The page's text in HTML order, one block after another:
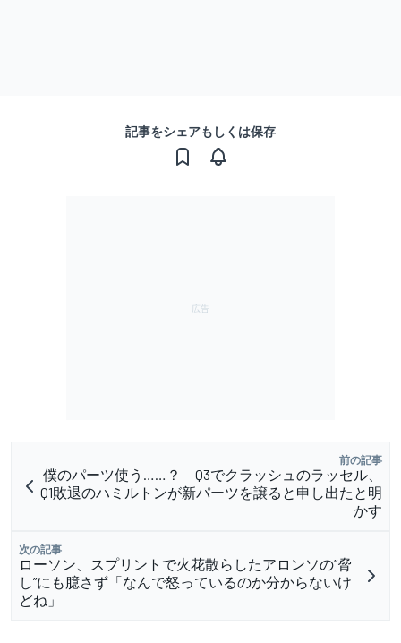
記事をシェアもしくは保存
前の記事
僕のパーツ使う……？ Q3でクラッシュのラッセル、
Q1敗退のハミルトンが新パーツを譲ると申し出たと明
かす
次の記事
ローソン、スプリントで火花散らしたアロンソの”脅
し”にも臆さず「なんで怒っているのか分からないけ
どね」